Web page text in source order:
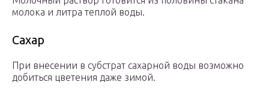
молока и литра теплой воды.
Сахар
При внесении в субстрат сахарной воды возможно
добиться цветения даже зимой.